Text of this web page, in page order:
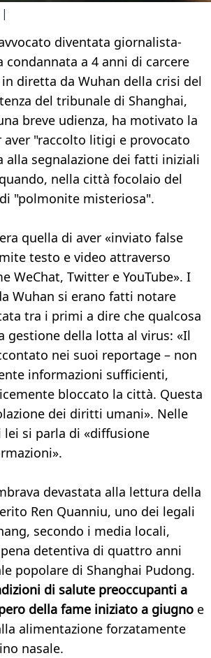
diventata giornalista-
condannata a 4 anni di carcere
diretta da Wuhan della crisi del
del tribunale di Shanghai,
breve udienza, ha motivato la
aver "raccolto litigi e provocato
alla segnalazione dei fatti iniziali
nella città focolaio del
"polmonite misteriosa".
era quella di aver «inviato false
testo e video attraverso
WeChat, Twitter e YouTube». I
Wuhan si erano fatti notare
tra i primi a dire che qualcosa
gestione della lotta al virus: «Il
nei suoi reportage – non
informazioni sufficienti,
bloccato la città. Questa
dei diritti umani». Nelle
lei si parla di «diffusione
devastata alla lettura della
Ren Quanniu, uno dei legali
secondo i media locali,
detentiva di quattro anni
popolare di Shanghai Pudong.
di salute preoccupanti a
della fame iniziato a giugno e
alimentazione forzatamente
nasale.